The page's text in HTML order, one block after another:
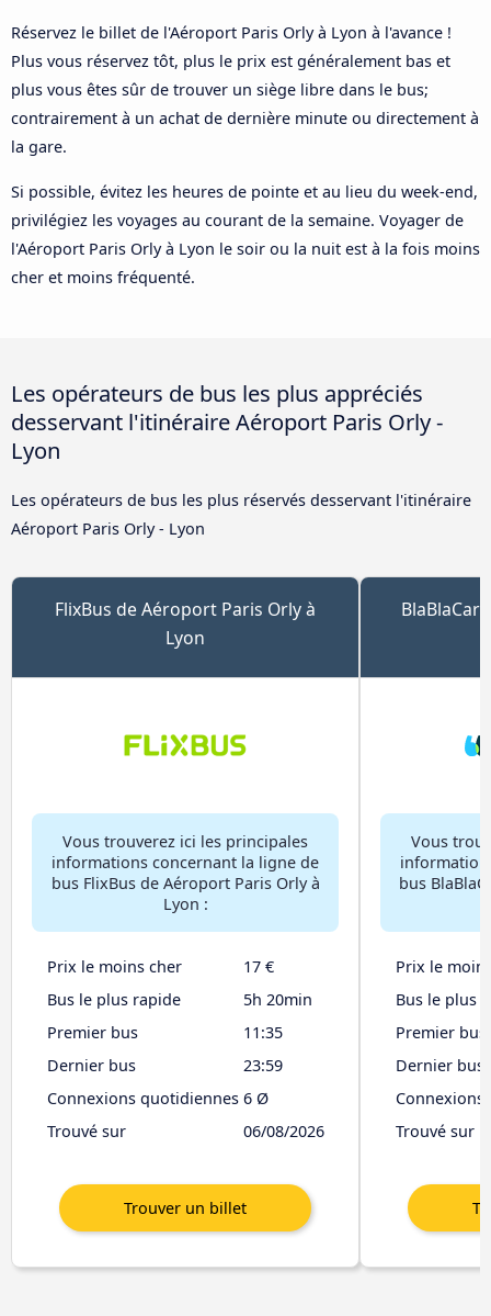
Réservez le billet de l'Aéroport Paris Orly à Lyon à l'avance !
Plus vous réservez tôt, plus le prix est généralement bas et
plus vous êtes sûr de trouver un siège libre dans le bus;
contrairement à un achat de dernière minute ou directement à
la gare.
Si possible, évitez les heures de pointe et au lieu du week-end,
privilégiez les voyages au courant de la semaine. Voyager de
l'Aéroport Paris Orly à Lyon le soir ou la nuit est à la fois moins
cher et moins fréquenté.
Les opérateurs de bus les plus appréciés
desservant l'itinéraire Aéroport Paris Orly -
Lyon
Les opérateurs de bus les plus réservés desservant l'itinéraire
Aéroport Paris Orly - Lyon
FlixBus de Aéroport Paris Orly à
Lyon
Vous trouverez ici les principales
informations concernant la ligne de
bus FlixBus de Aéroport Paris Orly à
Lyon :
Prix le moins cher
17 €
Bus le plus rapide
5h 20min
Premier bus
11:35
Dernier bus
23:59
Connexions quotidiennes 6 Ø
Trouvé sur
06/08/2026
BlaBlaCar
Vous
bus
Prix le
Bus le plus
Premier bus
Dernier bus
Trouvé sur